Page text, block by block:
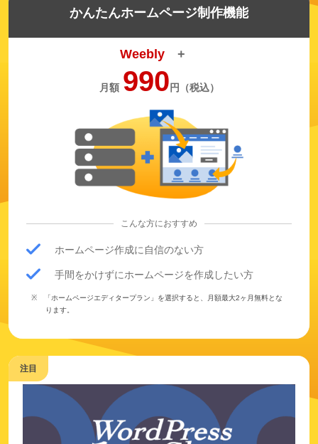
かんたんホームページ制作機能
Weebly +
月額 990 円（税込）
こんな方におすすめ
ホームページ作成に自信のない方
手間をかけずにホームページを作成したい方
「ホームページエディタープラン」を選択すると、月額最大2ヶ月無料とな
ります。